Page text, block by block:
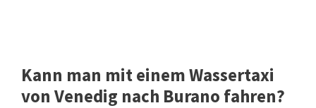
Kann man mit einem Wassertaxi
von Venedig nach Burano fahren?